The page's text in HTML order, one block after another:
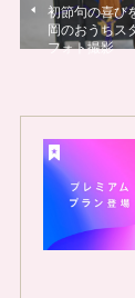
初節句の喜び
岡のおうちス
フォト撮影